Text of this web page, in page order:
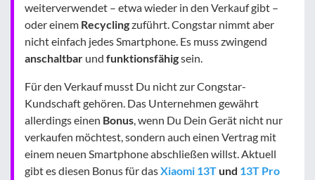
weiterverwendet – etwa wieder in den Verkauf gibt –
oder einem Recyclingzuführt. Congstar nimmt aber
nicht einfach jedes Smartphone. Es muss zwingend
anschaltbar und funktionsfähigsein.
Für den Verkauf musst Du nicht zur Congstar-
Kundschaft gehören. Das Unternehmen gewährt
allerdings einen Bonus, wenn Du Dein Gerät nicht nur
verkaufen möchtest, sondern auch einen Vertrag mit
einem neuen Smartphone abschließen willst. Aktuell
gibt es diesen Bonus für dasXiaomi 13T und 13T Pro